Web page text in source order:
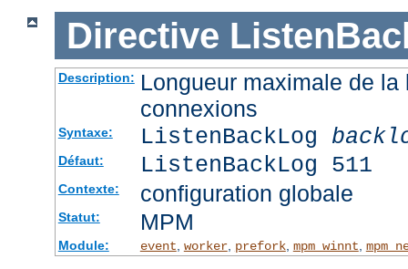
Directive
Description: Longueur maximale de
connexions
Syntaxe: ListenBackLog
Défaut: ListenBackLog 511
Contexte: configuration globale
Statut: MPM
Module: event, worker, prefork, mpm_winnt,